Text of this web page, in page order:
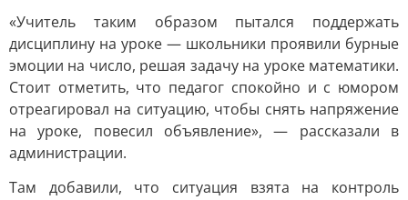
«Учитель таким образом пытался поддержать
дисциплину на уроке — школьники проявили бурные
эмоции на число, решая задачу на уроке математики.
Стоит отметить, что педагог спокойно и с юмором
отреагировал на ситуацию, чтобы снять напряжение
на уроке, повесил объявление», — рассказали в
администрации.
Там добавили, что ситуация взята на контроль